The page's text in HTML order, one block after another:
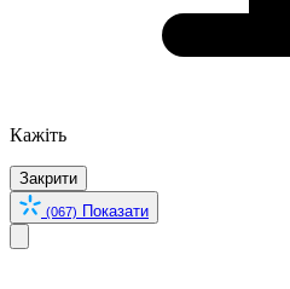
Кажіть
Закрити
(067) Показати